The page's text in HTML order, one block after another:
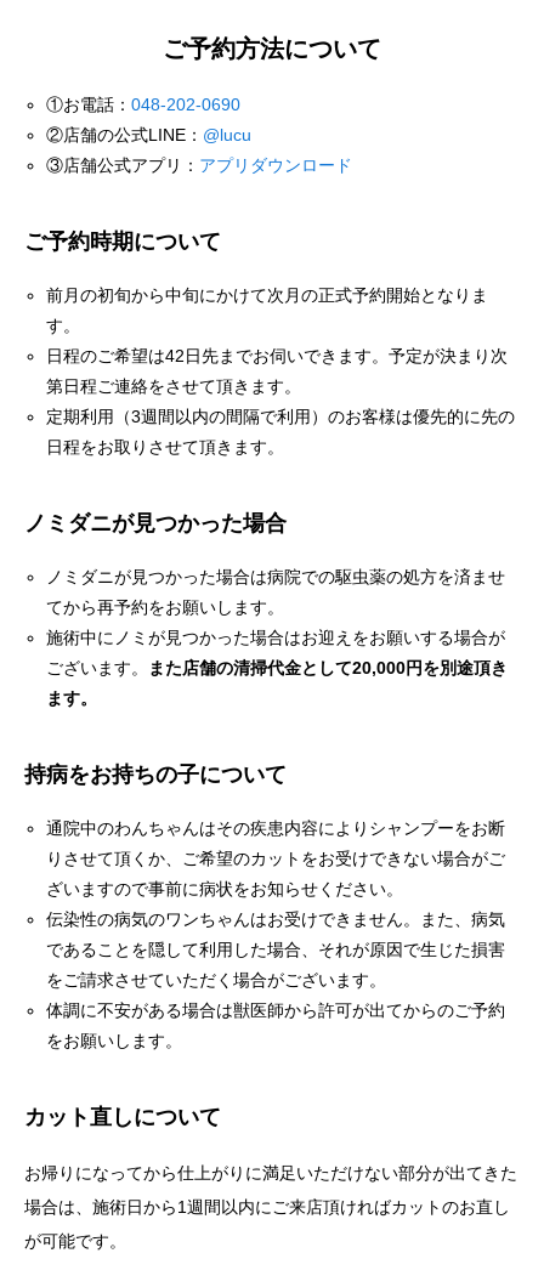
ご予約方法について
①お電話：048-202-0690
②店舗の公式LINE： @lucu
③店舗公式アプリ： アプリダウンロード
ご予約時期について
前月の初旬から中旬にかけて次月の正式予約開始となりま
す。
日程のご希望は42日先までお伺いできます。予定が決まり次
第日程ご連絡をさせて頂きます。
定期利用（3週間以内の間隔で利用）のお客様は優先的に先の
日程をお取りさせて頂きます。
ノミダニが見つかった場合
ノミダニが見つかった場合は病院での駆虫薬の処方を済ませ
てから再予約をお願いします。
施術中にノミが見つかった場合はお迎えをお願いする場合が
ございます。
また店舗の清掃代金として20,000円を別途頂き
ます。
持病をお持ちの子について
通院中のわんちゃんはその疾患内容によりシャンプーをお断
りさせて頂くか、ご希望のカットをお受けできない場合がご
ざいますので事前に病状をお知らせください。
伝染性の病気のワンちゃんはお受けできません。また、病気
であることを隠して利用した場合、それが原因で生じた損害
をご請求させていただく場合がございます。
体調に不安がある場合は獣医師から許可が出てからのご予約
をお願いします。
カット直しについて
お帰りになってから仕上がりに満足いただけない部分が出てきた
場合は、施術日から1週間以内にご来店頂ければカットのお直し
が可能です。